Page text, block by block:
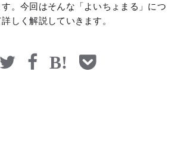
。今回はそんな「よいちょまる」につ
しく解説していきます。